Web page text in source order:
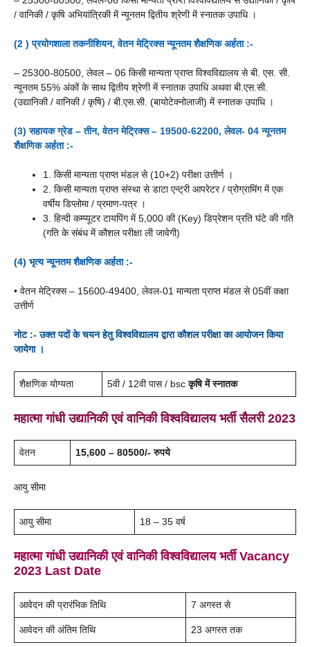
/ वानिकी / कृषि अभियांत्रिकी में न्यूनतम द्वितीय श्रेणी में स्नातक उपाधि ।
(2 ) प्रयोगशाला तकनीशियन, वेतन मेट्रिक्स न्यूनतम शैक्षणिक अर्हता :-
– 25300-80500, लेवल – 06 किसी मान्यता प्राप्त विश्वविद्यालय से बी. एस. सी.
न्यूनतम 55% अंकों के साथ द्वितीय श्रेणी में स्नातक उपाधि अथवा बी.एस.सी.
(उद्यानिकी / वानिकी / कृषि) / बी.एस.सी. (बायोटेक्नोलाजी) में स्नातक उपाधि ।
(3) सहायक ग्रेड – तीन, वेतन मेट्रिक्स – 19500-62200, लेवल- 04 न्यूनतम
शैक्षणिक अर्हता :-
1. किसी मान्यता प्राप्त मंडल से (10+2) परीक्षा उत्तीर्ण ।
2. किसी मान्यता प्राप्त संस्था से डाटा एन्ट्री आपरेटर / प्रोग्रामिंग में एक
वर्षीय डिप्लोमा / प्रमाण-पत्र ।
3. हिन्दी कम्प्यूटर टायपिंग में 5,000 की (Key) डिप्रेशन प्रति घंटे की गति
(गति के संबंध में कौशल परीक्षा ली जावेगी)
(4) भृत्य न्यूनतम शैक्षणिक अर्हता :-
• वेतन मेट्रिक्स – 15600-49400, लेवल-01 मान्यता प्राप्त मंडल से 05वीं कक्षा
उत्तीर्ण
नोट :- उक्त पदों के चयन हेतु विश्वविद्यालय द्वारा कौशल परीक्षा का आयोजन किया
जायेगा ।
शैक्षणिक योग्यता 5वी / 12वी पास / bscकृषि में स्नातक
महात्मा गांधी उद्यानिकी एवं वानिकी विश्वविद्यालय भर्ती सैलरी 2023
वेतन 15,600 – 80500/- रुपये
आयु सीमा
आयु सीमा 18 – 35 वर्ष
महात्मा गांधी उद्यानिकी एवं वानिकी विश्वविद्यालय भर्ती Vacancy
2023 Last Date
आवेदन की प्रारंभिक तिथि 7 अगस्त से
आवेदन की अंतिम तिथि 23 अगस्त तक